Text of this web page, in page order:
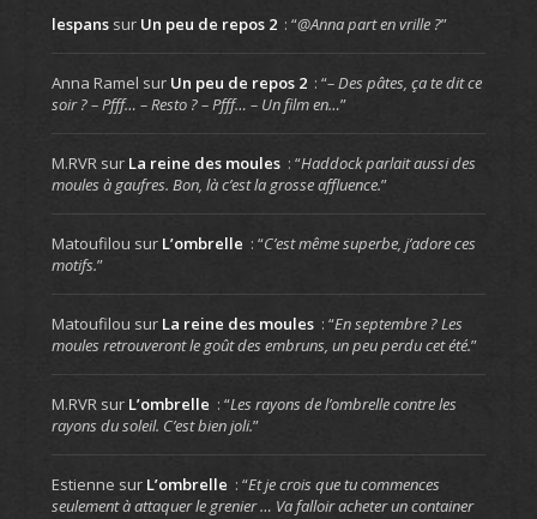
lespanssur Un peu de repos 2 : “@Anna part en vrille ?”
Anna Ramel sur Un peu de repos 2 : “– Des pâtes, ça te dit ce
soir ? – Pfff… – Resto ? – Pfff… – Un film en…”
M.RVRsur La reine des moules : “Haddock parlait aussi des
moules à gaufres. Bon, là c’est la grosse affluence.”
Matoufilou sur L’ombrelle : “C’est même superbe, j’adore ces
motifs.”
Matoufilou sur La reine des moules : “En septembre ? Les
moules retrouveront le goût des embruns, un peu perdu cet été.”
M.RVRsur L’ombrelle : “Les rayons de l’ombrelle contre les
rayons du soleil. C’est bien joli.”
Estienne sur L’ombrelle : “Et je crois que tu commences
seulement à attaquer le grenier … Va falloir acheter un container